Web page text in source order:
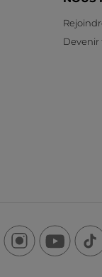
Devenir